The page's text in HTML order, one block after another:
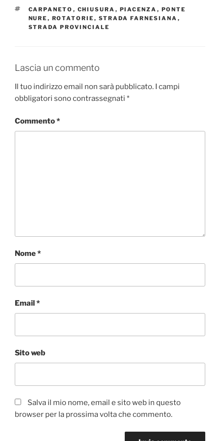
TAG
CARPANETO , CHIUSURA , PIACENZA , PONTE
NURE , ROTATORIE , STRADA FARNESIANA ,
STRADA PROVINCIALE
Lascia un commento
Il tuo indirizzo email non sarà pubblicato. I campi
obbligatori sono contrassegnati *
Commento*
Nome*
Email *
Sito web
Salva il mio nome, email e sito web in questo
browser per la prossima volta che commento.